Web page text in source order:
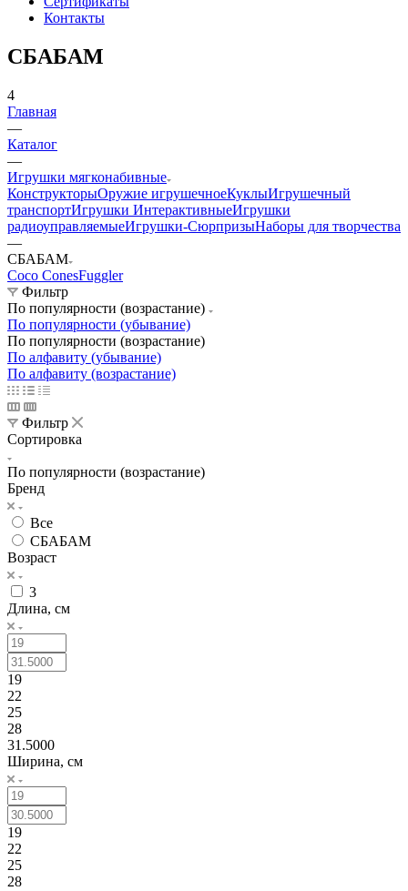
Контакты
СБАБАМ
4
Главная
—
Каталог
—
Игрушки мягконабивные
КонструкторыОружие игрушечноеКуклыИгрушечный
транспортИгрушки ИнтерактивныеИгрушки
радиоуправляемыеИгрушки-СюрпризыНаборы для творчества
—
СБАБАМ
Coco ConesFuggler
Фильтр
По популярности (возрастание)
По популярности (убывание)
По популярности (возрастание)
По алфавиту (убывание)
По алфавиту (возрастание)
Фильтр
Сортировка
По популярности (возрастание)
Бренд
Все
СБАБАМ
Возраст
3
Длина, см
19
22
25
28
31.5000
Ширина, см
19
22
25
28